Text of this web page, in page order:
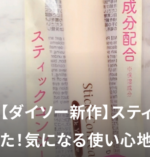
【ダイソー新作】ス
た！気になる使い心